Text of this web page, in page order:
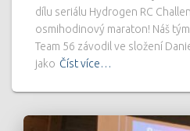
dílu seriálu Hydrogen RC
osmihodinový maraton! Náš
Team 56 závodil ve složení
jako Číst více…